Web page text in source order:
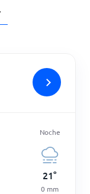
Noche
21°
0 mm